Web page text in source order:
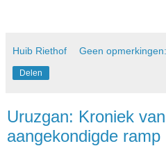
Huib Riethof Geen opmerkingen:
Delen
Uruzgan: Kroniek
aangekondigde ramp